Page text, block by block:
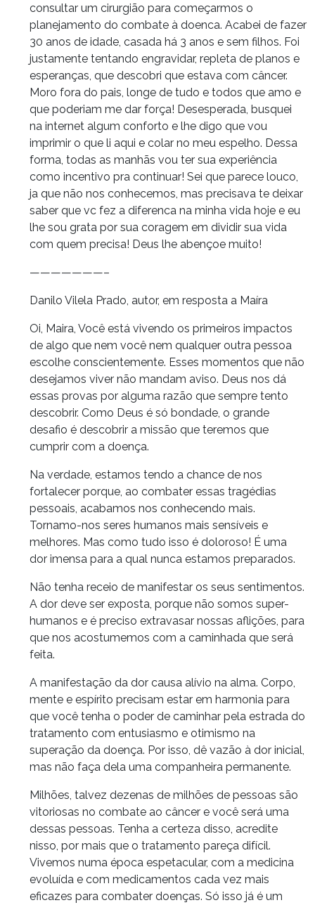
consultar um cirurgião para começarmos o
planejamento do combate à doenca. Acabei de fazer
30 anos de idade, casada há 3 anos e sem filhos. Foi
justamente tentando engravidar, repleta de planos e
esperanças, que descobri que estava com câncer.
Moro fora do pais, longe de tudo e todos que amo e
que poderiam me dar força! Desesperada, busquei
na internet algum conforto e lhe digo que vou
imprimir o que li aqui e colar no meu espelho. Dessa
forma, todas as manhãs vou ter sua experiência
como incentivo pra continuar! Sei que parece louco,
ja que não nos conhecemos, mas precisava te deixar
saber que vc fez a diferenca na minha vida hoje e eu
lhe sou grata por sua coragem em dividir sua vida
com quem precisa! Deus lhe abençoe muito!
———————–
Danilo Vilela Prado, autor, em resposta a Maíra
Oi, Maira, Você está vivendo os primeiros impactos
de algo que nem você nem qualquer outra pessoa
escolhe conscientemente. Esses momentos que não
desejamos viver não mandam aviso. Deus nos dá
essas provas por alguma razão que sempre tento
descobrir. Como Deus é só bondade, o grande
desafio é descobrir a missão que teremos que
cumprir com a doença.
Na verdade, estamos tendo a chance de nos
fortalecer porque, ao combater essas tragédias
pessoais, acabamos nos conhecendo mais.
Tornamo-nos seres humanos mais sensíveis e
melhores. Mas como tudo isso é doloroso! É uma
dor imensa para a qual nunca estamos preparados.
Não tenha receio de manifestar os seus sentimentos.
A dor deve ser exposta, porque não somos super-
humanos e é preciso extravasar nossas aflições, para
que nos acostumemos com a caminhada que será
feita.
A manifestação da dor causa alívio na alma. Corpo,
mente e espírito precisam estar em harmonia para
que você tenha o poder de caminhar pela estrada do
tratamento com entusiasmo e otimismo na
superação da doença. Por isso, dê vazão à dor inicial,
mas não faça dela uma companheira permanente.
Milhões, talvez dezenas de milhões de pessoas são
vitoriosas no combate ao câncer e você será uma
dessas pessoas. Tenha a certeza disso, acredite
nisso, por mais que o tratamento pareça difícil.
Vivemos numa época espetacular, com a medicina
evoluída e com medicamentos cada vez mais
eficazes para combater doenças. Só isso já é um